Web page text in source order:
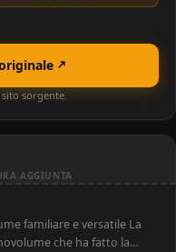
sorgente.
AGGIUNTA
familiare e versatile La
che ha fatto la